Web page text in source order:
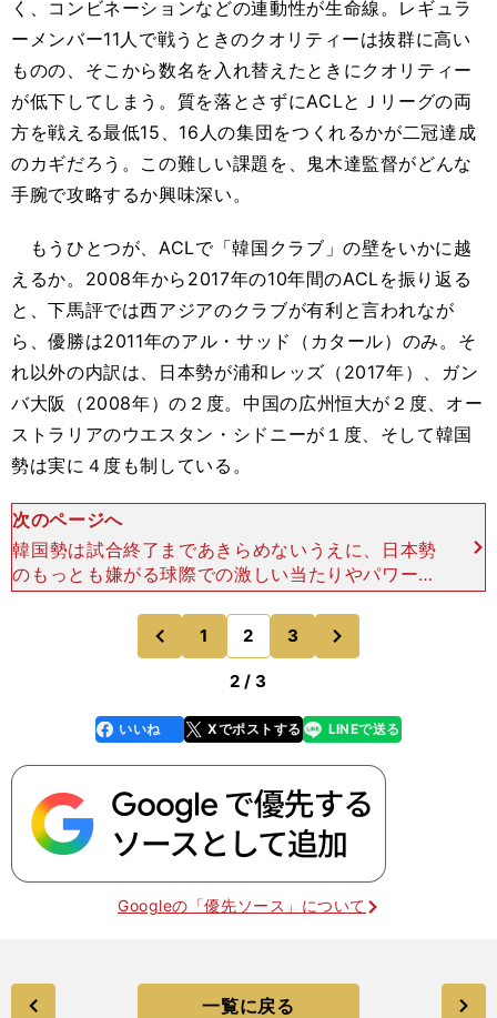
く、コンビネーションなどの連動性が生命線。レギュラ
ーメンバー11人で戦うときのクオリティーは抜群に高い
ものの、そこから数名を入れ替えたときにクオリティー
が低下してしまう。質を落とさずにACLとＪリーグの両
方を戦える最低15、16人の集団をつくれるかが二冠達成
のカギだろう。この難しい課題を、鬼木達監督がどんな
手腕で攻略するか興味深い。
もうひとつが、ACLで「韓国クラブ」の壁をいかに越
えるか。2008年から2017年の10年間のACLを振り返る
と、下馬評では西アジアのクラブが有利と言われなが
ら、優勝は2011年のアル・サッド（カタール）のみ。そ
れ以外の内訳は、日本勢が浦和レッズ（2017年）、ガン
バ大阪（2008年）の２度。中国の広州恒大が２度、オー
ストラリアのウエスタン・シドニーが１度、そして韓国
勢は実に４度も制している。
次のページへ
韓国勢は試合終了まであきらめないうえに、日本勢
のもっとも嫌がる球際での激しい当たりやパワープ
レーをしてくる。その韓国勢をうまくクリアできれ
ば日本勢が優勝してきたし、逆に今年の川崎のよう
に韓国勢に苦戦す
前
のページへ
1 2 3
2 / 3
faceboo
k
いいね Xでポストする
line LINEで送る
Googleの「優先ソース」について
一覧に戻る